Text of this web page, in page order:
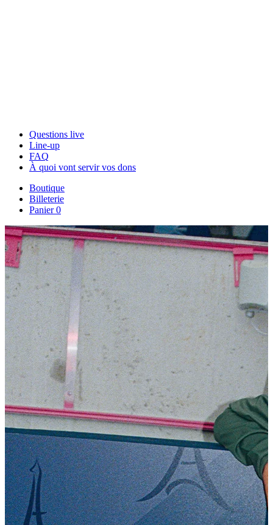
Questions live
Line-up
FAQ
À quoi vont servir vos dons
Boutique
Billeterie
Panier0